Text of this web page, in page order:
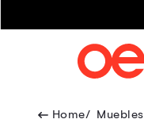
Muebles